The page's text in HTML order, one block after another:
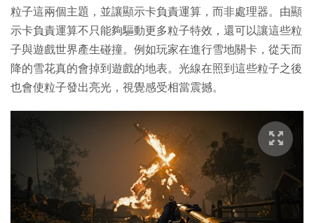
粒子這兩個主題，並讓顯示卡負責運算，而非處理器。由顯
示卡負責運算不只能夠驅動更多粒子特效，還可以讓這些粒
子與遊戲世界產生碰撞。例如玩家在進行雪地關卡，從天而
降的雪花真的會掉到遊戲的地表。光線在照到這些粒子之後
也會使粒子發出亮光，視覺感受相當震撼。